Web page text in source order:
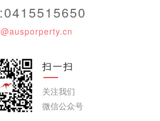
举办，澳卖客、B1
、凤雅堂、通用超级市场、
扫一扫
关注我们
微信公众号